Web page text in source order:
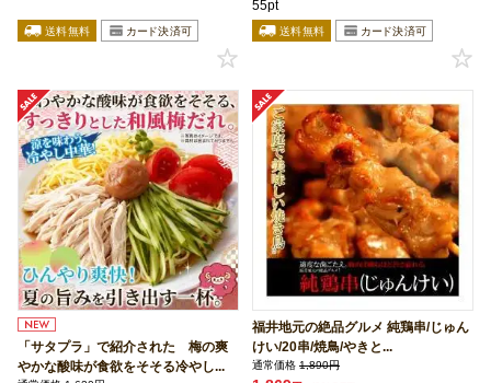
55pt
「サタプラ」で紹介された 梅の爽
やかな酸味が食欲をそそる冷やし...
福井地元の絶品グルメ 純鶏串/じゅん
けい/20串/焼鳥/やきと...
通常価格 1,890円